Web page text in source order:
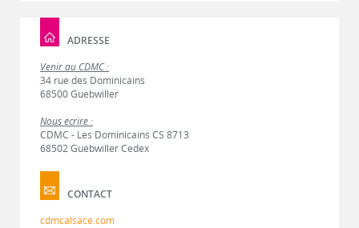
ADRESSE
Venir au CDMC :
34 rue des Dominicains
68500 Guebwiller
Nous écrire :
CDMC - Les Dominicains CS 8713
68502 Guebwiller Cedex
CONTACT
cdmcalsace.com